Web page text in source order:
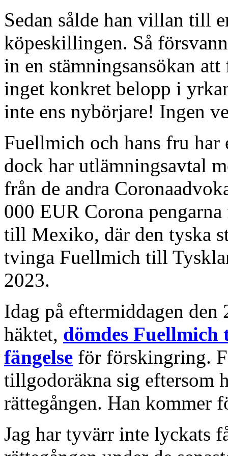
Sedan sålde han villan till
köpeskillingen. Så
in en stämningsansökan
inget konkret belopp i
inte ens nybörjare! Ingen
Fuellmich och hans fru
dock har utlämningsavtal
från de andra
000 EUR Corona
till Mexiko, där den tyska
tvinga Fuellmich till
2023.
Idag på eftermiddagen
häktet, dömdes Fuellmich
fängelse för förskingring.
tillgodoräkna sig eftersom
rättegången. Han kommer
Jag har tyvärr inte lyckats